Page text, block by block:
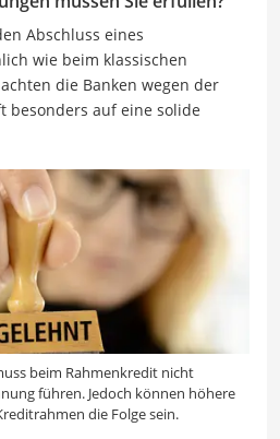
Abschluss eines
wie beim klassischen
die Banken wegen der
besonders auf eine solide
beim Rahmenkredit nicht
führen. Jedoch können höhere
die Folge sein.